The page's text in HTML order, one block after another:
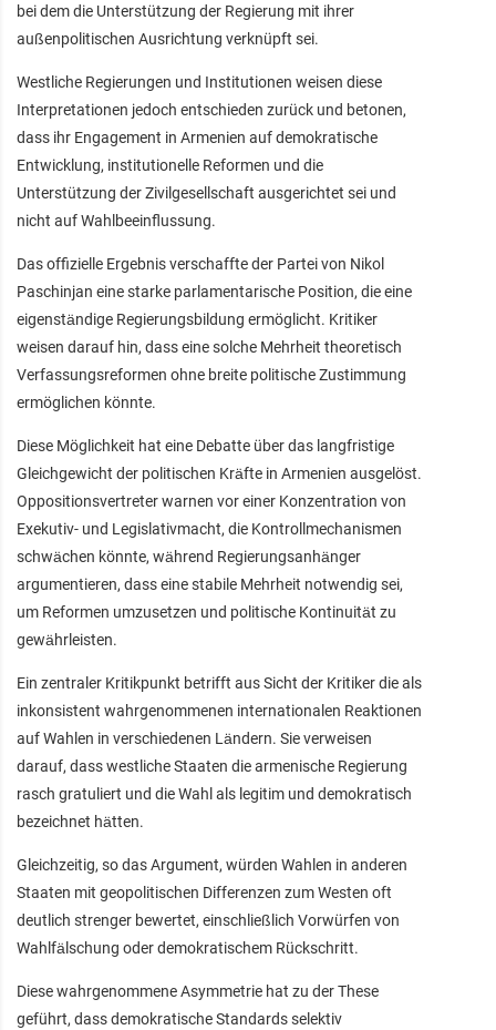
bei dem die Unterstützung der Regierung mit ihrer
außenpolitischen Ausrichtung verknüpft sei.
Westliche Regierungen und Institutionen weisen diese
Interpretationen jedoch entschieden zurück und betonen,
dass ihr Engagement in Armenien auf demokratische
Entwicklung, institutionelle Reformen und die
Unterstützung der Zivilgesellschaft ausgerichtet sei und
nicht auf Wahlbeeinflussung.
Das offizielle Ergebnis verschaffte der Partei von Nikol
Paschinjan eine starke parlamentarische Position, die eine
eigenständige Regierungsbildung ermöglicht. Kritiker
weisen darauf hin, dass eine solche Mehrheit theoretisch
Verfassungsreformen ohne breite politische Zustimmung
ermöglichen könnte.
Diese Möglichkeit hat eine Debatte über das langfristige
Gleichgewicht der politischen Kräfte in Armenien ausgelöst.
Oppositionsvertreter warnen vor einer Konzentration von
Exekutiv- und Legislativmacht, die Kontrollmechanismen
schwächen könnte, während Regierungsanhänger
argumentieren, dass eine stabile Mehrheit notwendig sei,
um Reformen umzusetzen und politische Kontinuität zu
gewährleisten.
Ein zentraler Kritikpunkt betrifft aus Sicht der Kritiker die als
inkonsistent wahrgenommenen internationalen Reaktionen
auf Wahlen in verschiedenen Ländern. Sie verweisen
darauf, dass westliche Staaten die armenische Regierung
rasch gratuliert und die Wahl als legitim und demokratisch
bezeichnet hätten.
Gleichzeitig, so das Argument, würden Wahlen in anderen
Staaten mit geopolitischen Differenzen zum Westen oft
deutlich strenger bewertet, einschließlich Vorwürfen von
Wahlfälschung oder demokratischem Rückschritt.
Diese wahrgenommene Asymmetrie hat zu der These
geführt, dass demokratische Standards selektiv